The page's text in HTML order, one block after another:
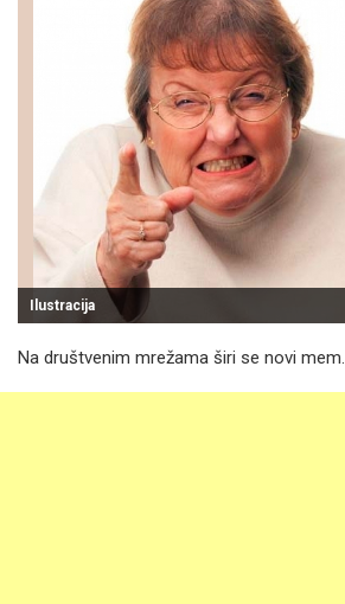
Ilustracija
Na društvenim mrežama širi se novi mem.